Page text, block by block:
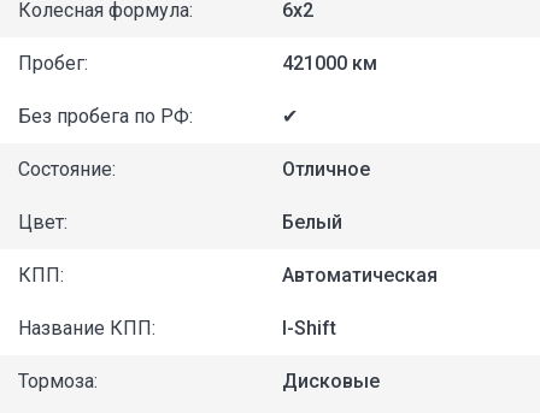
Колесная формула: 6x2
Пробег: 421000 км
Без пробега по РФ: ✔
Состояние: Отличное
Цвет: Белый
КПП: Автоматическая
Название КПП: I-Shift
Тормоза: Дисковые